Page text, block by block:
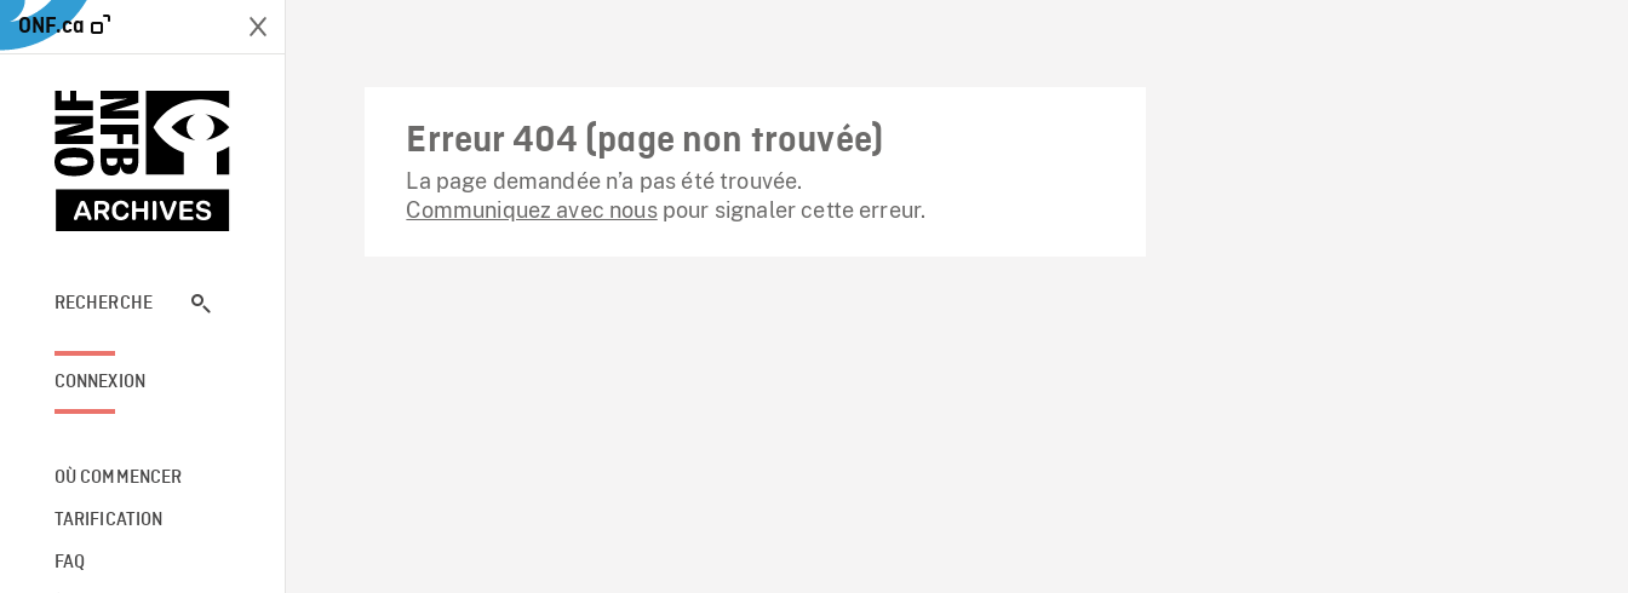
ONF.ca
RECHERCHE
CONNEXION
OÙ COMMENCER
TARIFICATION
FAQ
Erreur 404 (page non trouvée)
La page demandée n’a pas été trouvée.
Communiquez avec nouspour signaler cette erreur.